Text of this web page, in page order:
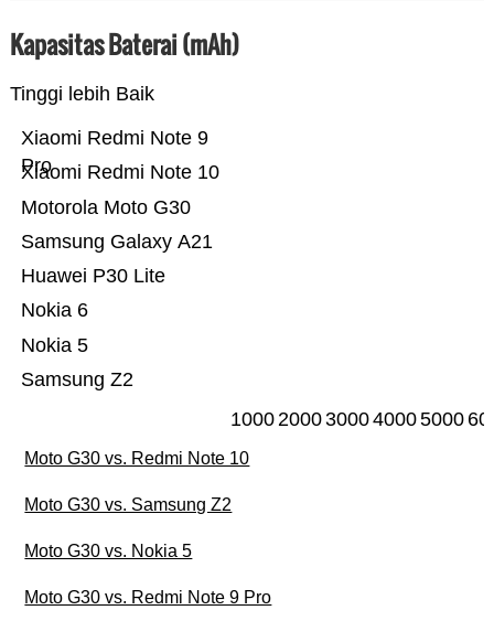
Kapasitas Baterai (mAh)
Tinggi lebih Baik
Samsung Z2
Nokia 5
Nokia 6
Huawei P30 Lite
Samsung Galaxy A21
Motorola Moto G30
Xiaomi Redmi Note 10
Xiaomi Redmi Note 9
Pro
10002000300040005000
Moto G30 vs. Redmi Note 10
Moto G30 vs. Samsung Z2
Moto G30 vs. Nokia 5
Moto G30 vs. Redmi Note 9 Pro